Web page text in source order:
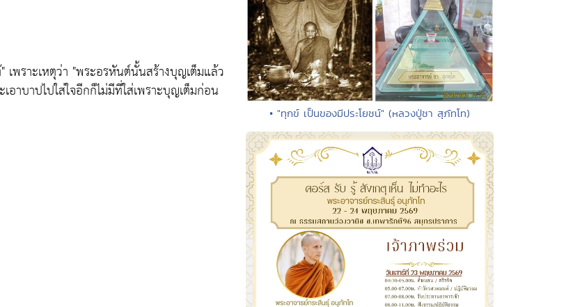
เพราะเหตุว่า "พระอรหันต์นั้นสร้างบุญเต็มแล้ว
เอาบาปไปใส่ใจอีกก็ไม่มีที่ใส่เพราะบุญเต็มก่อน
• "ทุกข์ เป็นของมีประโยชน์" (หลวงปู่ชา สุภัทโท)